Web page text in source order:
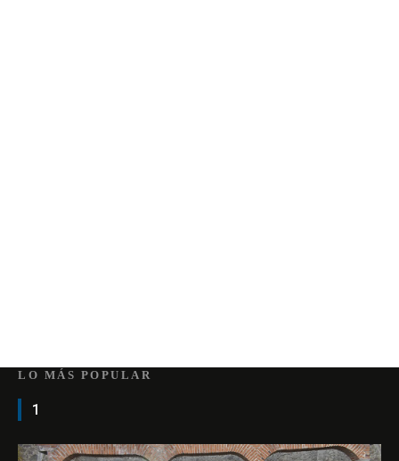
LO MÁS POPULAR
1